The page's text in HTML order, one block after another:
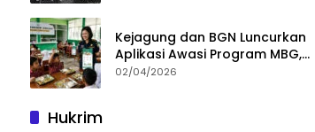
Kejagung dan BGN Luncurkan
Aplikasi Awasi Program MBG,
Begini Cara Lapornya
02/04/2026
Hukrim